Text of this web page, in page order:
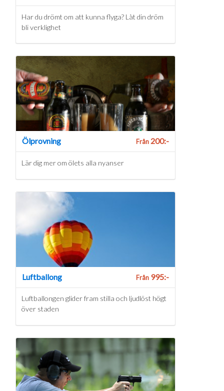
Har du drömt om att kunna flyga? Låt din dröm
bli verklighet
Ölprovning Från200:-
Lär dig mer om ölets alla nyanser
Luftballong Från995:-
Luftballongen glider fram stilla och ljudlöst högt
över staden